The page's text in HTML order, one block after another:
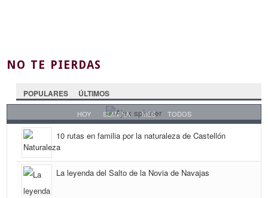
NO TE PIERDAS
POPULARES ÚLTIMOS
HOY SEMANA MES TODOS
10 rutas en familia por la naturaleza de Castellón
La leyenda del Salto de la Novia de Navajas